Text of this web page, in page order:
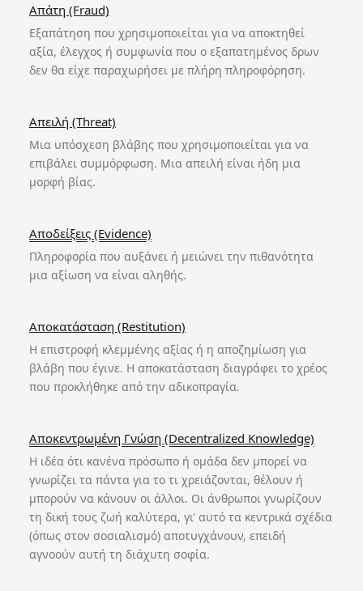
Απάτη (Fraud)
Εξαπάτηση που χρησιμοποιείται για να αποκτηθεί
αξία, έλεγχος ή συμφωνία που ο εξαπατημένος δρων
δεν θα είχε παραχωρήσει με πλήρη πληροφόρηση.
Απειλή (Threat)
Μια υπόσχεση βλάβης που χρησιμοποιείται για να
επιβάλει συμμόρφωση. Μια απειλή είναι ήδη μια
μορφή βίας.
Αποδείξεις (Evidence)
Πληροφορία που αυξάνει ή μειώνει την πιθανότητα
μια αξίωση να είναι αληθής.
Αποκατάσταση (Restitution)
Η επιστροφή κλεμμένης αξίας ή η αποζημίωση για
βλάβη που έγινε. Η αποκατάσταση διαγράφει το χρέος
που προκλήθηκε από την αδικοπραγία.
Αποκεντρωμένη Γνώση (Decentralized Knowledge)
Η ιδέα ότι κανένα πρόσωπο ή ομάδα δεν μπορεί να
γνωρίζει τα πάντα για το τι χρειάζονται, θέλουν ή
μπορούν να κάνουν οι άλλοι. Οι άνθρωποι γνωρίζουν
τη δική τους ζωή καλύτερα, γι' αυτό τα κεντρικά σχέδια
(όπως στον σοσιαλισμό) αποτυγχάνουν, επειδή
αγνοούν αυτή τη διάχυτη σοφία.